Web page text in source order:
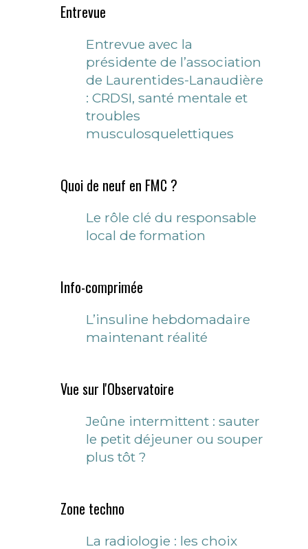
Entrevue
Entrevue avec la
présidente de l’association
de Laurentides-Lanaudière
: CRDSI, santé mentale et
troubles
musculosquelettiques
Quoi de neuf en FMC ?
Le rôle clé du responsable
local de formation
Info-comprimée
L’insuline hebdomadaire
maintenant réalité
Vue sur l'Observatoire
Jeûne intermittent : sauter
le petit déjeuner ou souper
plus tôt ?
Zone techno
La radiologie : les choix